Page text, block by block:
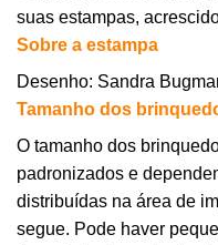
suas estampas,
Sobre a estampa
Desenho: Sandra
Tamanho dos
O tamanho dos
padronizados e
distribuídas na área de
segue. Pode haver